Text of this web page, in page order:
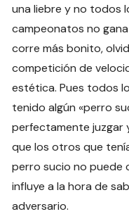
una liebre y no todos
campeonatos no
corre más bonito,
competición de
estética. Pues todos
tenido algún «perro
perfectamente juzgar
que los otros que
perro sucio no puede
influye a la hora de
adversario.